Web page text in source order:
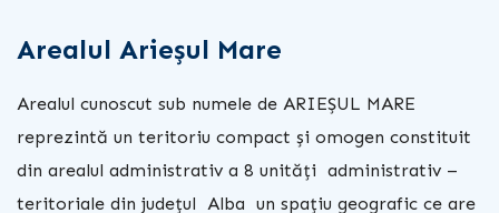
Arealul Arieșul Mare
Arealul cunoscut sub numele de ARIEȘUL MARE
reprezintă un teritoriu compact și omogen constituit
din arealul administrativ a 8 unităţi administrativ –
teritoriale din judeţul Alba un spaţiu geografic ce are